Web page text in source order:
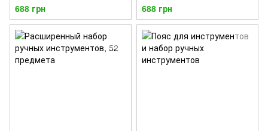
688 грн 688 грн